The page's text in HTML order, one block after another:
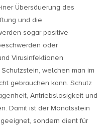
Übersäuerung des
und die
sogar positive
oder
Virusinfektionen
welchen man im
gebrauchen kann. Schutz
Antriebslosigkeit und
Damit ist der Monatsstein
sondern dient für